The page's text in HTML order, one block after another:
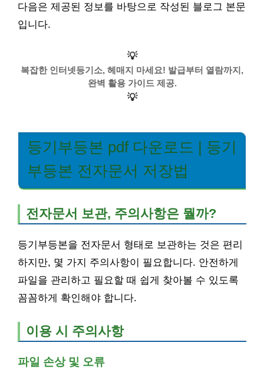
다음은 제공된 정보를 바탕으로 작성된 블로그 본문
입니다.
💡
복잡한 인터넷등기소, 헤매지 마세요! 발급부터 열람까지,
완벽 활용 가이드 제공.
💡
등기부등본 pdf 다운로드 | 등기
부등본 전자문서 저장법
전자문서 보관, 주의사항은 뭘까?
등기부등본을 전자문서 형태로 보관하는 것은 편리
하지만, 몇 가지 주의사항이 필요합니다. 안전하게
파일을 관리하고 필요할 때 쉽게 찾아볼 수 있도록
꼼꼼하게 확인해야 합니다.
이용 시 주의사항
파일 손상 및 오류